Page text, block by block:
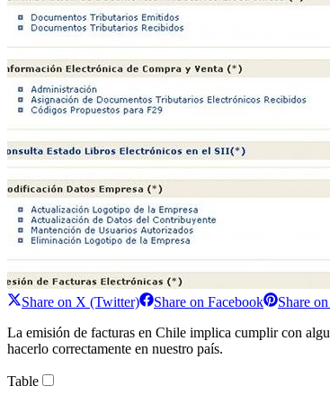
Share on X (Twitter) Share on Facebook Share on
La emisión de facturas en Chile implica cumplir con
hacerlo correctamente en nuestro país.
Table